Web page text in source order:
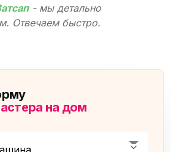
- мы детально
Отвечаем быстро.
на дом